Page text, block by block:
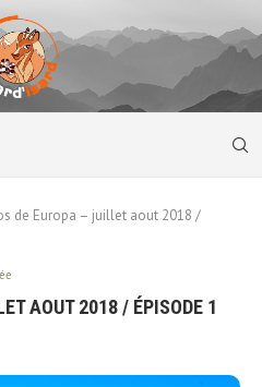
de Europa – juillet aout 2018 /
AOUT 2018 / ÉPISODE 1